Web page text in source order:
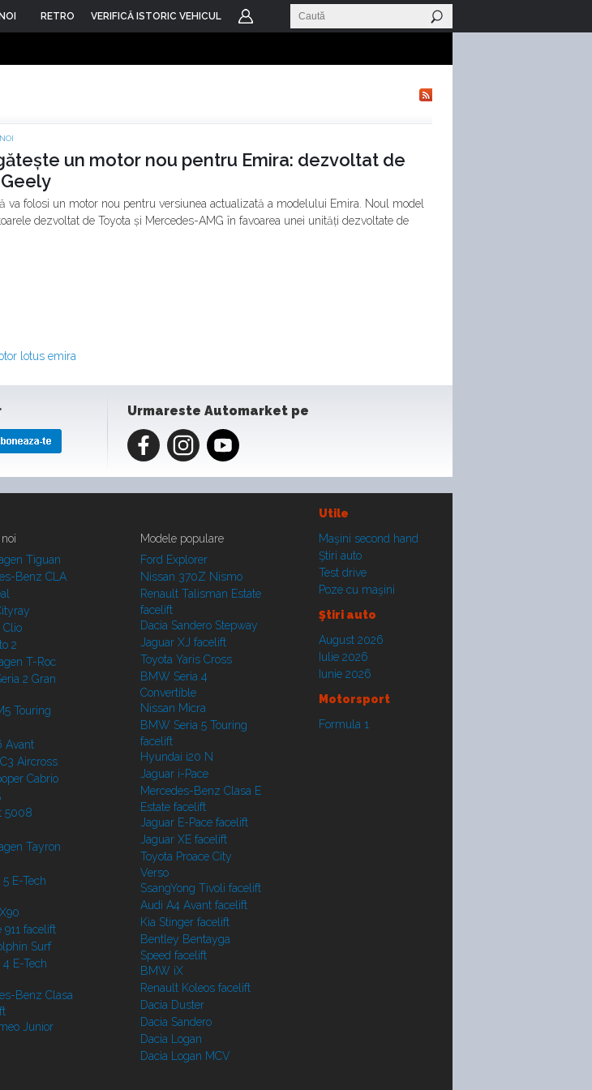
RETRO VERIFICĂ ISTORIC VEHICUL
un motor nou pentru Emira: dezvoltat de
va folosi un motor nou pentru versiunea actualizată a modelului Emira. Noul model
dezvoltat de Toyota și Mercedes-AMG în favoarea unei unități dezvoltate de
lotus emira
Urmareste Automarket pe
Utile
Tiguan
Benz CLA
Clio
2
T-Roc
2 Gran
Touring
Avant
Aircross
Cabrio
5008
Tayron
E-Tech
911 facelift
Surf
E-Tech
Benz Clasa
Junior
Modele populare
Ford Explorer
Nissan 370Z Nismo
Renault Talisman Estate
facelift
Dacia Sandero Stepway
Jaguar XJ facelift
Toyota Yaris Cross
BMW Seria 4
Convertible
Nissan Micra
BMW Seria 5 Touring
facelift
Hyundai i20 N
Jaguar i-Pace
Mercedes-Benz Clasa E
Estate facelift
Jaguar E-Pace facelift
Jaguar XE facelift
Toyota Proace City
Verso
SsangYong Tivoli facelift
Audi A4 Avant facelift
Kia Stinger facelift
Bentley Bentayga
Speed facelift
BMW iX
Renault Koleos facelift
Dacia Duster
Dacia Sandero
Dacia Logan
Dacia Logan MCV
Maşini second hand
Ştiri auto
Test drive
Poze cu maşini
Ştiri auto
August 2026
Iulie 2026
Iunie 2026
Motorsport
Formula 1